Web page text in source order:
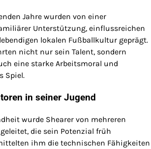
Jahre wurden von einer
Unterstützung, einflussreichen
lokalen Fußballkultur geprägt.
nicht nur sein Talent, sondern
eine starke Arbeitsmoral und
Spiel.
in seiner Jugend
wurde Shearer von mehreren
die sein Potenzial früh
ihm die technischen Fähigkeiten